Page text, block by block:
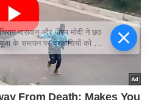
चिराग पासवान और पीएम मोदी ने छठ
पूजा के समापन पर देशवासियों को दी
शुभकामनाएं, छठी मैया से देश की
समृद्धि की कामना की